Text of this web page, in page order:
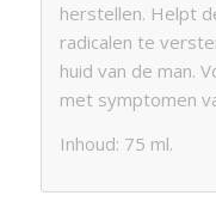
herstellen. Helpt
radicalen te
huid van de man.
met symptomen
Inhoud: 75 ml.